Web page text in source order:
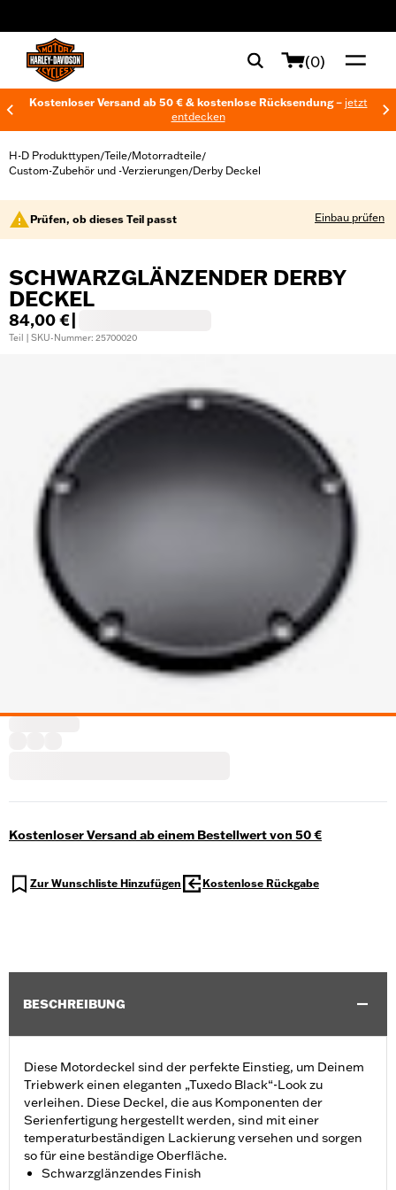
(0)
Kostenloser Versand ab 50 € & kostenlose Rücksendung – jetzt
entdecken
H-D Produkttypen/Teile/Motorradteile/
Custom-Zubehör und -Verzierungen/Derby Deckel
Prüfen, ob dieses Teil passt Einbau prüfen
SCHWARZGLÄNZENDER DERBY
DECKEL
84,00 €
Teil | SKU-Nummer: 25700020
Kostenloser Versand ab einem Bestellwert von 50 €
Zur Wunschliste Hinzufügen Kostenlose Rückgabe
BESCHREIBUNG
Diese Motordeckel sind der perfekte Einstieg, um Deinem
Triebwerk einen eleganten „Tuxedo Black“-Look zu
verleihen. Diese Deckel, die aus Komponenten der
Serienfertigung hergestellt werden, sind mit einer
temperaturbeständigen Lackierung versehen und sorgen
so für eine beständige Oberfläche.
Schwarzglänzendes Finish